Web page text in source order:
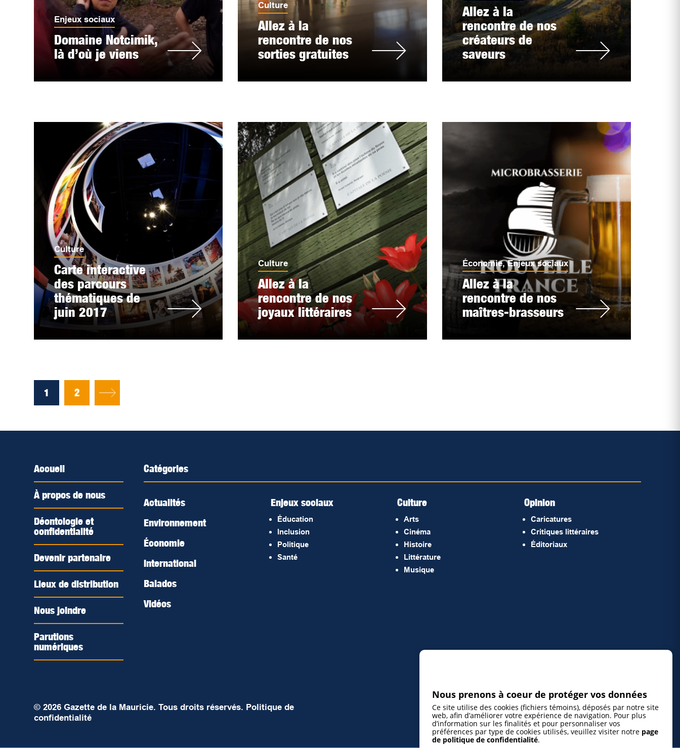
Enjeux sociaux
Domaine Notcimik,
là d’où je viens
Culture
Allez à la
rencontre de nos
sorties gratuites
Allez à la
rencontre de nos
créateurs de
saveurs
Culture
Carte interactive
des parcours
thématiques de
juin 2017
Culture
Allez à la
rencontre de nos
joyaux littéraires
Économie,Enjeux sociaux
Allez à la
rencontre de nos
maîtres-brasseurs
1 2
Accueil
À propos de nous
Déontologie et
confidentialité
Devenir partenaire
Lieux de distribution
Nous joindre
Parutions
numériques
Catégories
Actualités
Environnement
Économie
International
Balados
Vidéos
Enjeux sociaux
Éducation
Inclusion
Politique
Santé
Culture
Arts
Cinéma
Histoire
Littérature
Musique
Opinion
Caricatures
Critiques littéraires
Éditoriaux
© 2026 Gazette de la Mauricie. Tous droits réservés. Politique de
confidentialité
Nous prenons à coeur de protéger vos données
Ce site utilise des cookies (fichiers témoins), déposés par notre site
web, afin d’améliorer votre expérience de navigation. Pour plus
d’information sur les finalités et pour personnaliser vos
préférences par type de cookies utilisés, veuillez visiter notre page
de politique de confidentialité.